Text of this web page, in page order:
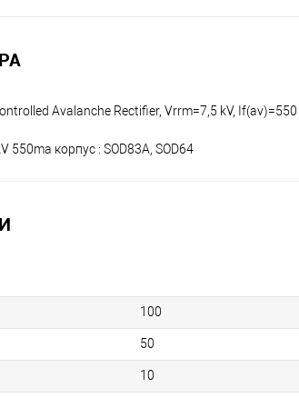
Avalanche Rectifier, Vrrm=7,5 kV,
корпус : SOD83A, SOD64
100
50
10